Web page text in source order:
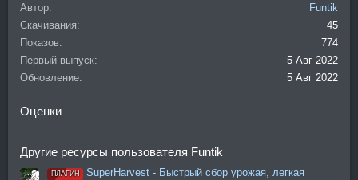
Автор
Funtik
Скачивания
45
Показов
774
Первый выпуск
5 Авг 2022
Обновление
5 Авг 2022
Оценки
Другие ресурсы пользователя Funtik
ПЛАГИН
SuperHarvest - Быстрый сбор урожая, легкая